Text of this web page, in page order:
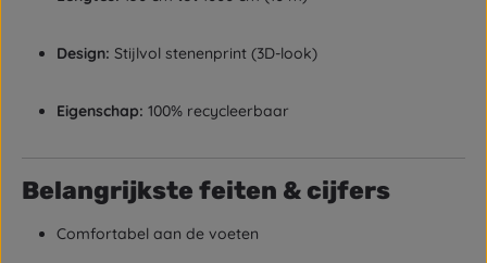
Design: Stijlvol stenenprint (3D-look)
Eigenschap: 100% recycleerbaar
Belangrijkste feiten & cijfers
Comfortabel aan de voeten